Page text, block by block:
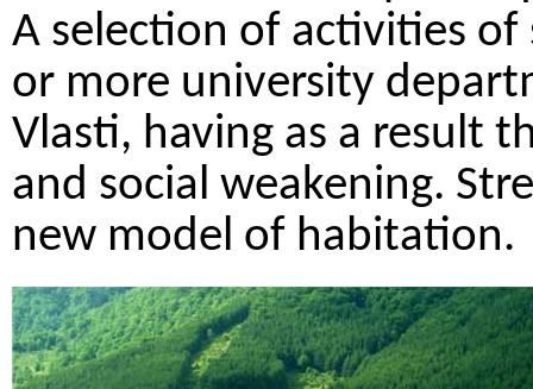
A selection of activities
or more university
Vlasti, having as a result
and social weakening.
new model of habitation.